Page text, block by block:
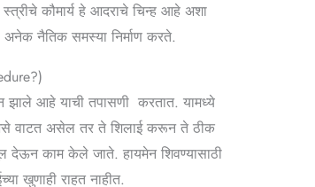
कौमार्य हे आदराचे चिन्ह आहे अशा
नैतिक समस्या निर्माण करते.
झाले आहे याची तपासणी करतात. यामध्ये
असे वाटत असेल तर ते शिलाई करून ते ठीक
देऊन काम केले जाते. हायमेन शिवण्यासाठी
खुणाही राहत नाहीत.